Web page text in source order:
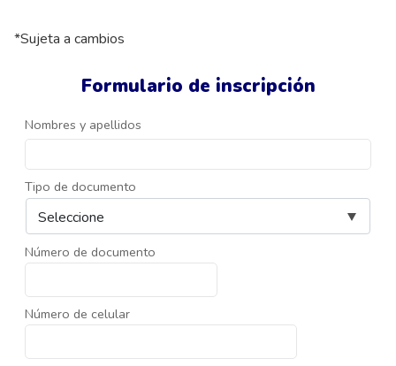
Formulario de inscripción
Nombres y apellidos
Tipo de documento
Número de documento
Número de celular
*Sujeta a cambios